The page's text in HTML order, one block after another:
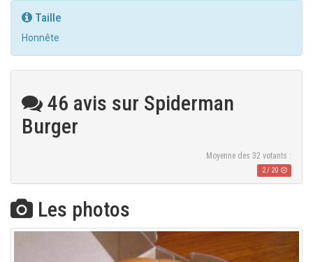
Taille
Honnête
46 avis sur Spiderman
Burger
Moyenne des 32 votants :
2/ 20
Les photos